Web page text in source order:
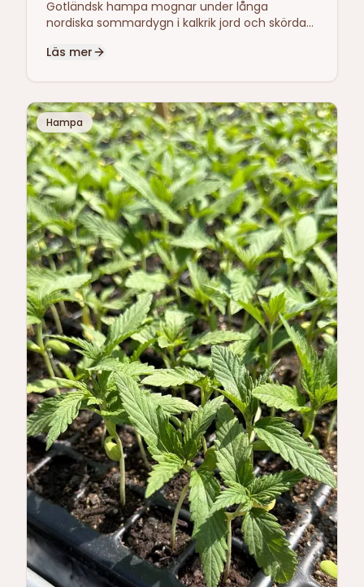
Gotländsk hampa mognar under långa
nordiska sommardygn i kalkrik jord och skördas
sydeuropeisk hampa med flera skördecykler.
Läs mer
Hampa